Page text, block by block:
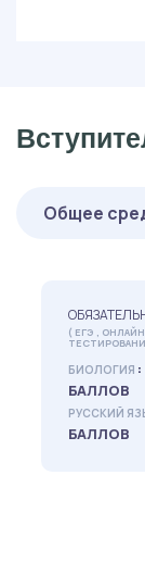
Общее
( ЕГЭ ,
БИОЛОГИЯ
БАЛЛОВ
РУССКИЙ
БАЛЛОВ